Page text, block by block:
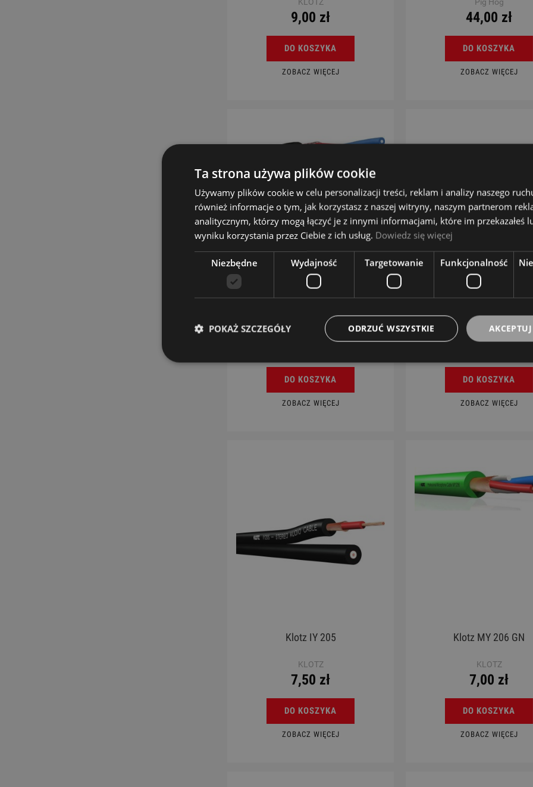
KLOTZ
9,00 zł
DO KOSZYKA
ZOBACZ WIĘCEJ
Pig Hog
44,00 zł
DO KOSZYKA
ZOBACZ WIĘCEJ
DO KOSZYKA
ZOBACZ WIĘCEJ
KLOTZ
DO KOSZYKA
ZOBACZ WIĘCEJ
Klotz IY 205
KLOTZ
7,50 zł
DO KOSZYKA
ZOBACZ WIĘCEJ
Klotz MY 206 GN
KLOTZ
7,00 zł
DO KOSZYKA
ZOBACZ WIĘCEJ
Ta strona używa plików cookie
Używamy plików cookie w celu personalizacji treści, reklam i analizy naszego
również informacje o tym, jak korzystasz z naszej witryny, naszym partnerom
analitycznym, którzy mogą łączyć je z innymi informacjami, które im przekazałeś
wyniku korzystania przez Ciebie z ich usług. Dowiedz się więcej
Niezbędne Wydajność Targetowanie Funkcjonalność
ODRZUĆ WSZYSTKIE
POKAŻ SZCZEGÓŁY